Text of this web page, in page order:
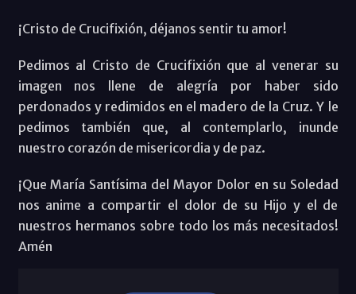
¡Cristo de Crucifixión, déjanos sentir tu amor!
Pedimos al Cristo de Crucifixión que al venerar su
imagen nos llene de alegría por haber sido
perdonados y redimidos en el madero de la Cruz. Y le
pedimos también que, al contemplarlo, inunde
nuestro corazón de misericordia y de paz.
¡Que María Santísima del Mayor Dolor en su Soledad
nos anime a compartir el dolor de su Hijo y el de
nuestros hermanos sobre todo los más necesitados!
Amén